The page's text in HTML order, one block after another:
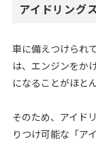
アイドリング
車に備えつけられ
は、エンジンをか
になることがほと
そのため、アイド
りつけ可能な「ア